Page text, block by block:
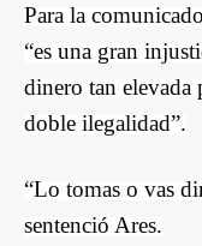
Para la
“es una gran
dinero tan elevada
doble ilegalidad”.
“Lo tomas o vas
sentenció Ares.